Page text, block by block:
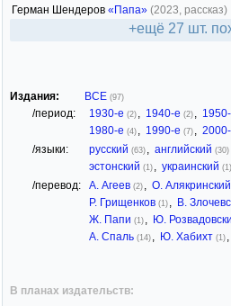
Герман Шендеров «Папа» (2023, рассказ)
+ещё 27 шт.
Издания: ВСЕ (97)
/период: 1930-е (2) , 1940-е (2) ,
1980-е (4) , 1990-е (7) ,
/языки: русский (63) , английский (30)
эстонский (1) , украинский (1)
/перевод: А. Агеев (2) , О. Алякринский
Р. Грищенков (1) , В.
Ж. Папи (1) , Ю.
А. Спаль (14) , Ю. Хабихт (1) ,
В планах издательств: